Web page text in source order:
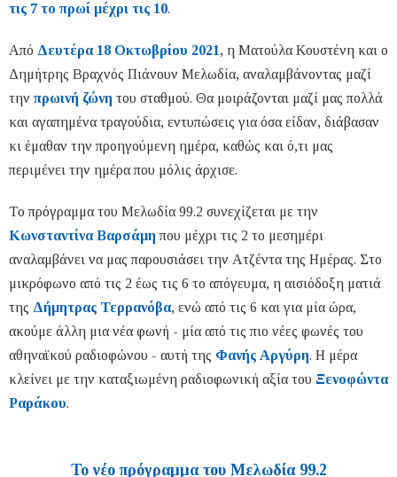
τις 7 το πρωί μέχρι τις 10.
Από Δευτέρα 18 Οκτωβρίου 2021, η Ματούλα Κουστένη και ο
Δημήτρης Βραχνός Πιάνουν Μελωδία, αναλαμβάνοντας μαζί
την πρωινή ζώνη του σταθμού. Θα μοιράζονται μαζί μας πολλά
και αγαπημένα τραγούδια, εντυπώσεις για όσα είδαν, διάβασαν
κι έμαθαν την προηγούμενη ημέρα, καθώς και ό,τι μας
περιμένει την ημέρα που μόλις άρχισε.
Το πρόγραμμα του Μελωδία 99.2 συνεχίζεται με την
Κωνσταντίνα Βαρσάμη που μέχρι τις 2 το μεσημέρι
αναλαμβάνει να μας παρουσιάσει την Ατζέντα της Ημέρας. Στο
μικρόφωνο από τις 2 έως τις 6 το απόγευμα, η αισιόδοξη ματιά
της Δήμητρας Τερρανόβα, ενώ από τις 6 και για μία ώρα,
ακούμε άλλη μια νέα φωνή - μία από τις πιο νέες φωνές του
αθηναϊκού ραδιοφώνου - αυτή της Φανής Αργύρη. Η μέρα
κλείνει με την καταξιωμένη ραδιοφωνική αξία του Ξενοφώντα
Ραράκου.
Το νέο πρόγραμμα του Μελωδία 99.2